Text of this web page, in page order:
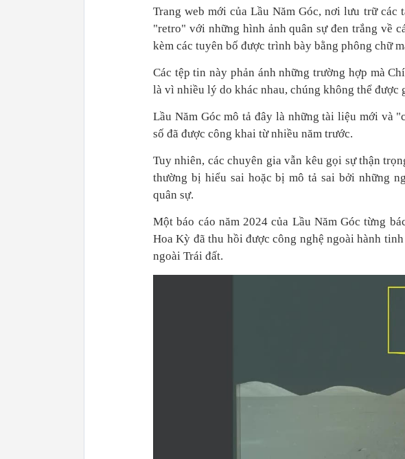
Trang web mới của Lầu Năm Góc, nơi lưu trữ các
"retro" với những hình ảnh quân sự đen trắng về
kèm các tuyên bố được trình bày bằng phông chữ
Các tệp tin này phản ánh những trường hợp mà
là vì nhiều lý do khác nhau, chúng không thể được
Lầu Năm Góc mô tả đây là những tài liệu mới và
số đã được công khai từ nhiều năm trước.
Tuy nhiên, các chuyên gia vẫn kêu gọi sự thận
thường bị hiểu sai hoặc bị mô tả sai bởi những
quân sự.
Một báo cáo năm 2024 của Lầu Năm Góc từng
Hoa Kỳ đã thu hồi được công nghệ ngoài hành
ngoài Trái đất.